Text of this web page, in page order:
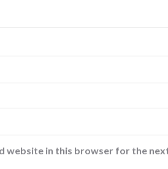
website in this browser for the